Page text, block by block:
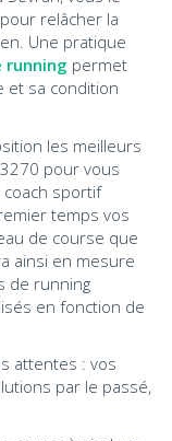
relâcher la
Une pratique
running permet
et sa condition
les meilleurs
pour vous
sportif
temps vos
de course que
ainsi en mesure
de running
en fonction de
attentes : vos
par le passé,